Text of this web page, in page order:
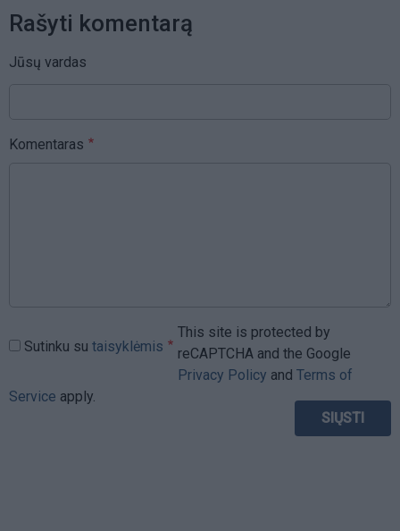
Rašyti komentarą
Jūsų vardas
Komentaras
Sutinku su taisyklėmis
This site is protected by
reCAPTCHA and the Google
Privacy Policy and Terms of
Service apply.